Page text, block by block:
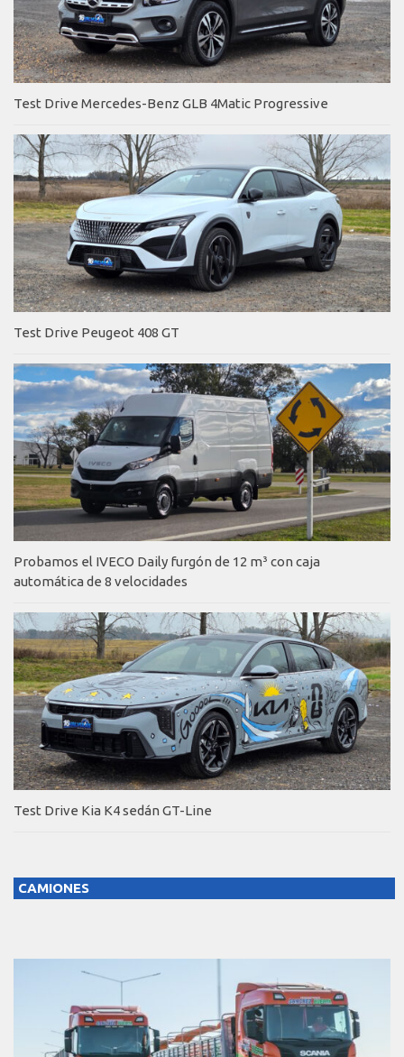
Test Drive Mercedes-Benz GLB 4Matic Progressive
Test Drive Peugeot 408 GT
Probamos el IVECO Daily furgón de 12 m³ con caja
automática de 8 velocidades
Test Drive Kia K4 sedán GT-Line
CAMIONES